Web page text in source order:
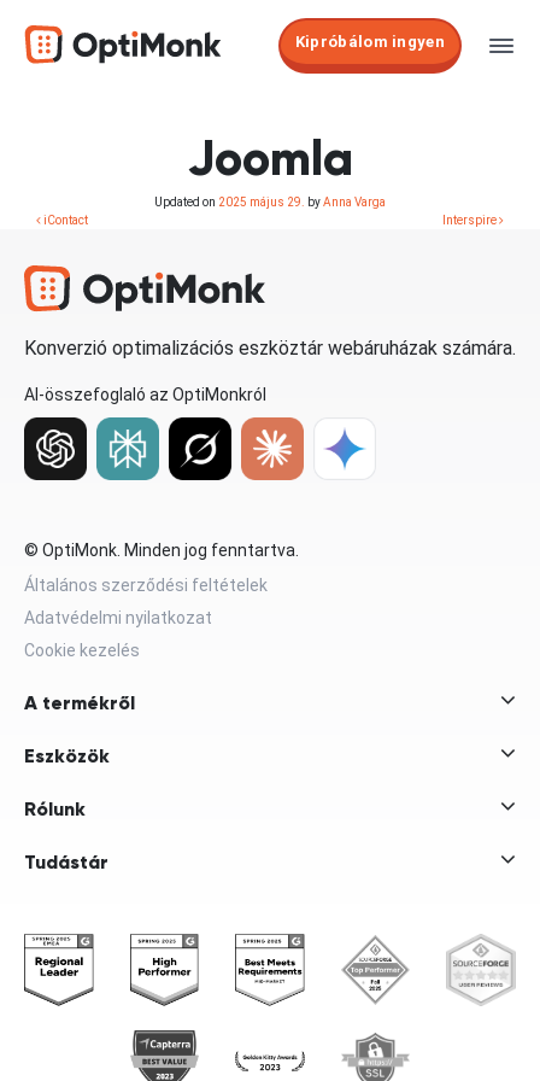
Kipróbálom ingyen
Joomla
Updated on 2025 május 29. byAnna Varga
iContact
Interspire
Konverzió optimalizációs eszköztár webáruházak számára.
AI-összefoglaló az OptiMonkról
© OptiMonk. Minden jog fenntartva.
Általános szerződési feltételek
Adatvédelmi nyilatkozat
Cookie kezelés
A termékről
Eszközök
Rólunk
Tudástár